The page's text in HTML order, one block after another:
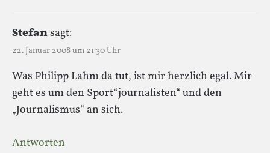
Stefansagt:
22. Januar 2008 um 21:30 Uhr
Was Philipp Lahm da tut, ist mir herzlich egal. Mir
geht es um den Sport“journalisten“ und den
„Journalismus“ an sich.
Antworten